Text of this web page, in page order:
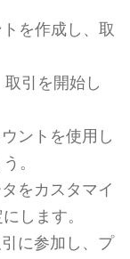
を作成し、取
引を開始し
ントを使用し
。
をカスタマイ
します。
に参加し、プ